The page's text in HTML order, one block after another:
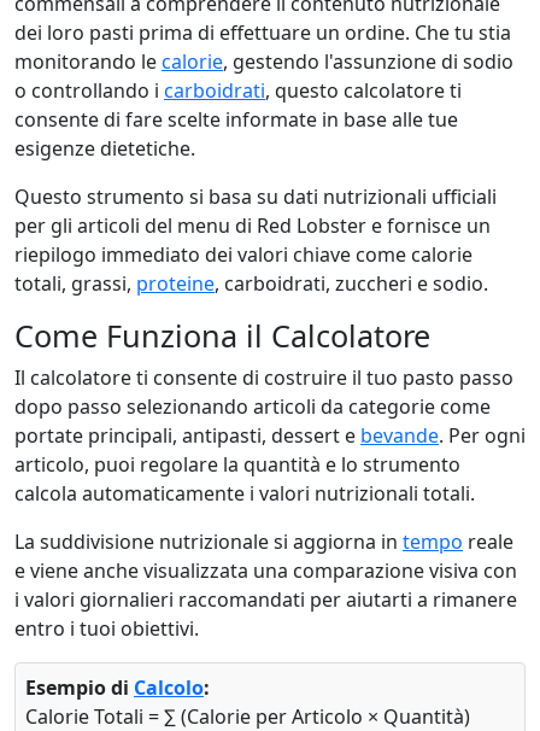
dei loro pasti prima di effettuare un ordine. Che tu stia
monitorando lecalorie, gestendo l'assunzione di sodio
o controllando i carboidrati, questo calcolatore ti
consente di fare scelte informate in base alle tue
esigenze dietetiche.
Questo strumento si basa su dati nutrizionali ufficiali
per gli articoli del menu di Red Lobster e fornisce un
riepilogo immediato dei valori chiave come calorie
totali, grassi, proteine, carboidrati, zuccheri e sodio.
Come Funziona il Calcolatore
Il calcolatore ti consente di costruire il tuo pasto passo
dopo passo selezionando articoli da categorie come
portate principali, antipasti, dessert e bevande. Per ogni
articolo, puoi regolare la quantità e lo strumento
calcola automaticamente i valori nutrizionali totali.
La suddivisione nutrizionale si aggiorna in tempo reale
e viene anche visualizzata una comparazione visiva con
i valori giornalieri raccomandati per aiutarti a rimanere
entro i tuoi obiettivi.
Esempio di Calcolo:
Calorie Totali = ∑ (Calorie per Articolo × Quantità)